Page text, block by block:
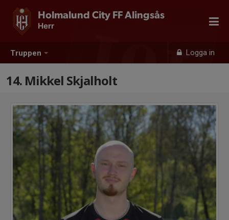
Truppen Logga in
Holmalund City FF Alingsås
Herr
14. Mikkel Skjalholt